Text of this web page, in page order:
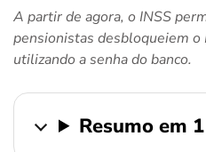
A partir de agora, o INSS
pensionistas desbloqueiem
utilizando a senha do banco.
Resumo em